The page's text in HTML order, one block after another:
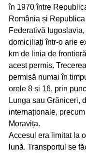
în 1970 între
România și
Federativă
domiciliați într-o arie
km de linia de
acest permis.
permisă numai în
orele 8 și 16, prin
Lunga sau Grăniceri,
internaționale,
Moravița.
Accesul era limitat la
lună. Transportul se